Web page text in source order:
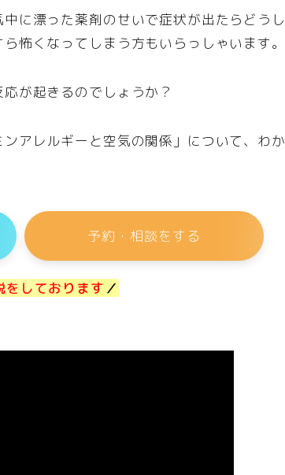
に漂った薬剤のせいで症状が出たらどうし
怖くなってしまう方もいらっしゃいます。
が起きるのでしょうか？
アレルギーと空気の関係」について、わか
予約・相談をする
をしております ／